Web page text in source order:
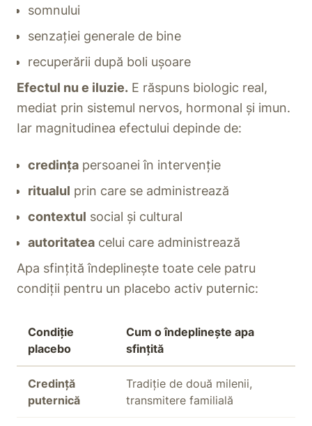
somnului
senzației generale de bine
recuperării după boli ușoare
Efectul nu e iluzie. E răspuns biologic real,
mediat prin sistemul nervos, hormonal și imun.
Iar magnitudinea efectului depinde de:
credința persoanei în intervenție
ritualul prin care se administrează
contextul social și cultural
autoritatea celui care administrează
Apa sfințită îndeplinește toate cele patru
condiții pentru un placebo activ puternic:
Condiție
placebo
Cum o îndeplinește apa
sfințită
Credință
puternică
Tradiție de două milenii,
transmitere familială